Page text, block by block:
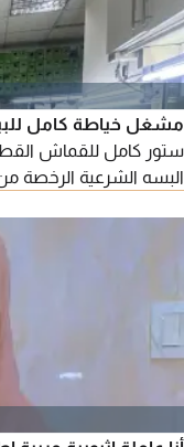
مشغل خياطة كامل
ستور كامل للقماش
البسه الشرعية الرخصة من 2012 سارية حتى